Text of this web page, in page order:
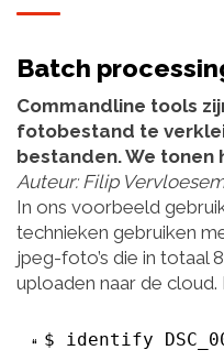
Batch
Commandline tools
fotobestand te
bestanden. We
Auteur: Filip
In ons voorbeeld
technieken gebruiken
jpeg-foto’s die in totaal
uploaden naar de
$ identify